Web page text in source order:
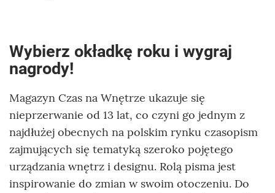
Wybierz okładkę roku i wygraj
nagrody!
Magazyn Czas na Wnętrze ukazuje się
nieprzerwanie od 13 lat, co czyni go jednym z
najdłużej obecnych na polskim rynku czasopism
zajmujących się tematyką szeroko pojętego
urządzania wnętrz i designu. Rolą pisma jest
inspirowanie do zmian w swoim otoczeniu. Do